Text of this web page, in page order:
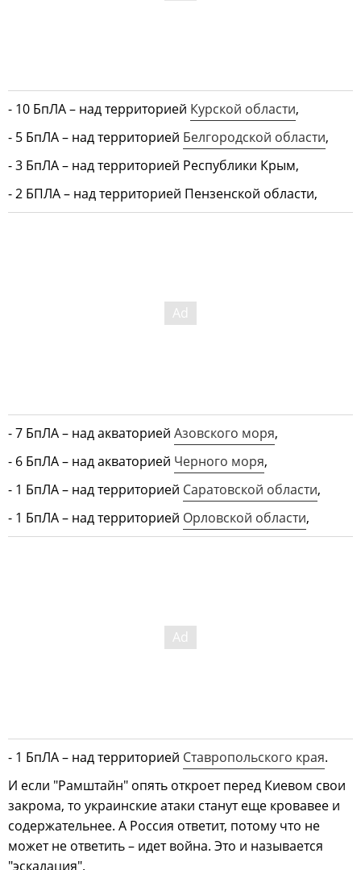
- 10 БпЛА – над территорией Курской области,
- 5 БпЛА – над территорией Белгородской области,
- 3 БпЛА – над территорией Республики Крым,
- 2 БПЛА – над территорией Пензенской области,
- 7 БпЛА – над акваторией Азовского моря,
- 6 БпЛА – над акваторией Черного моря,
- 1 БпЛА – над территорией Саратовской области,
- 1 БпЛА – над территорией Орловской области,
- 1 БпЛА – над территорией Ставропольского края.
И если "Рамштайн" опять откроет перед Киевом свои
закрома, то украинские атаки станут еще кровавее и
содержательнее. А Россия ответит, потому что не
может не ответить – идет война. Это и называется
"эскалация".